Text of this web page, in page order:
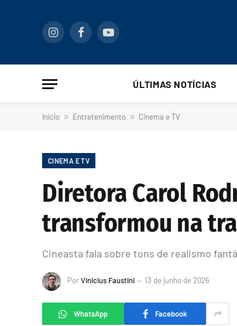
InstagramFacebookYouTube
ÚLTIMAS NOTÍCIAS
Início » Entretenimento » Cinema e TV
CINEMA E TV
Diretora Carol
transformou na
Cineasta fala sobre tons de realismo
PorVinicius Faustini 13 de junho de 2026
WhatsApp Facebook